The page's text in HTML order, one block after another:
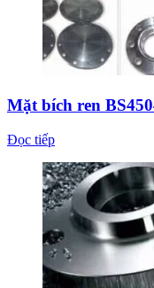
Mặt bích ren
Đọc tiếp